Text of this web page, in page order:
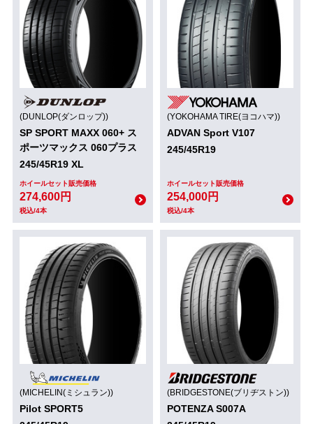
(DUNLOP(ダンロップ))
SP SPORT MAXX 060+ ス
ポーツマックス 060プラス
245/45R19 XL
ホイールセット販売価格
274,600円
税込/4本
(YOKOHAMA TIRE(ヨコハマ))
ADVAN Sport V107
245/45R19
ホイールセット販売価格
254,000円
税込/4本
(MICHELIN(ミシュラン))
Pilot SPORT5
(BRIDGESTONE(ブリヂストン))
POTENZA S007A